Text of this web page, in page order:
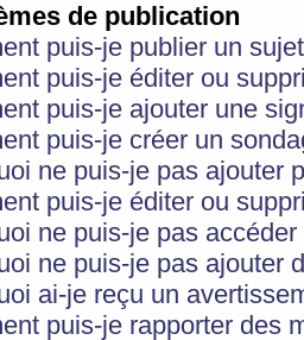
de publication
puis-je publier un
puis-je éditer ou
puis-je ajouter une
puis-je créer un
ne puis-je pas ajouter
puis-je éditer ou
ne puis-je pas
ne puis-je pas ajouter
ai-je reçu un
puis-je rapporter des